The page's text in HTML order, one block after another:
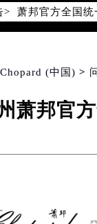
>
萧邦官方全国统
2026年8月萧邦
北京市东城区
上海市徐汇区
扬州市邗江区
(中国) >
萧邦官